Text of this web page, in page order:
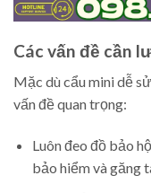
Các vấn đề cần
Mặc dù cẩu mini dễ
vấn đề quan trọng:
Luôn đeo đồ bảo
bảo hiểm và găng